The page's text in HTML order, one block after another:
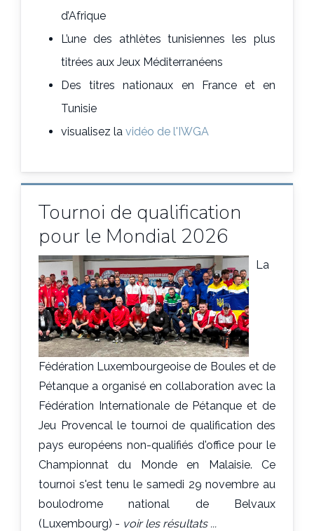
d’Afrique
L’une des athlètes tunisiennes les plus
titrées aux Jeux Méditerranéens
Des titres nationaux en France et en
Tunisie
visualisez la vidéo de l'IWGA
Tournoi de qualification
pour le Mondial 2026
La
Fédération Luxembourgeoise de Boules et de
Pétanque a organisé en collaboration avec la
Fédération Internationale de Pétanque et de
Jeu Provencal le tournoi de qualification des
pays européens non-qualifiés d'office pour le
Championnat du Monde en Malaisie. Ce
tournoi s'est tenu le samedi 29 novembre au
boulodrome national de Belvaux
(Luxembourg) - voir les résultats ...